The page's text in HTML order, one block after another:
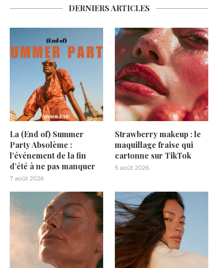
DERNIERS ARTICLES
La (End of) Summer
Party Absolème :
l’événement de la fin
d’été à ne pas manquer
7 août 2026
Strawberry makeup : le
maquillage fraise qui
cartonne sur TikTok
5 août 2026